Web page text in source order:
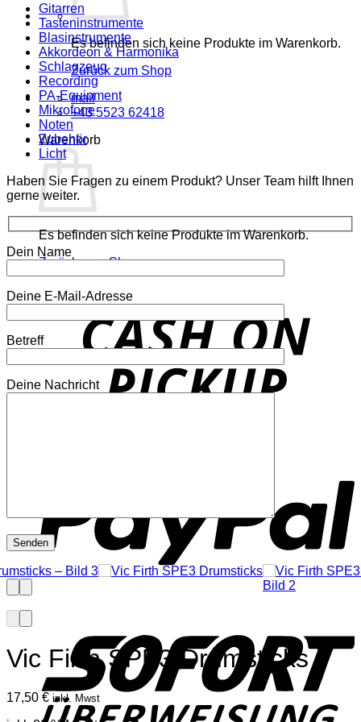
Es befinden sich keine Produkte im Warenkorb.
Zurück zum Shop
mail
+43 5523 62418
Warenkorb
Es befinden sich keine Produkte im Warenkorb.
Zurück zum Shop
Gitarren
Tasteninstrumente
Blasinstrumente
Akkordeon & Harmonika
Schlagzeug
Recording
PA-Equipment
Mikrofone
Noten
Zubehör
Licht
Haben Sie Fragen zu einem Produkt? Unser Team hilft Ihnen
gerne weiter.
Dein Name
Deine E-Mail-Adresse
Betreff
Deine Nachricht
Vic Firth SPE3 Drumsticks
17,50 € inkl. Mwst